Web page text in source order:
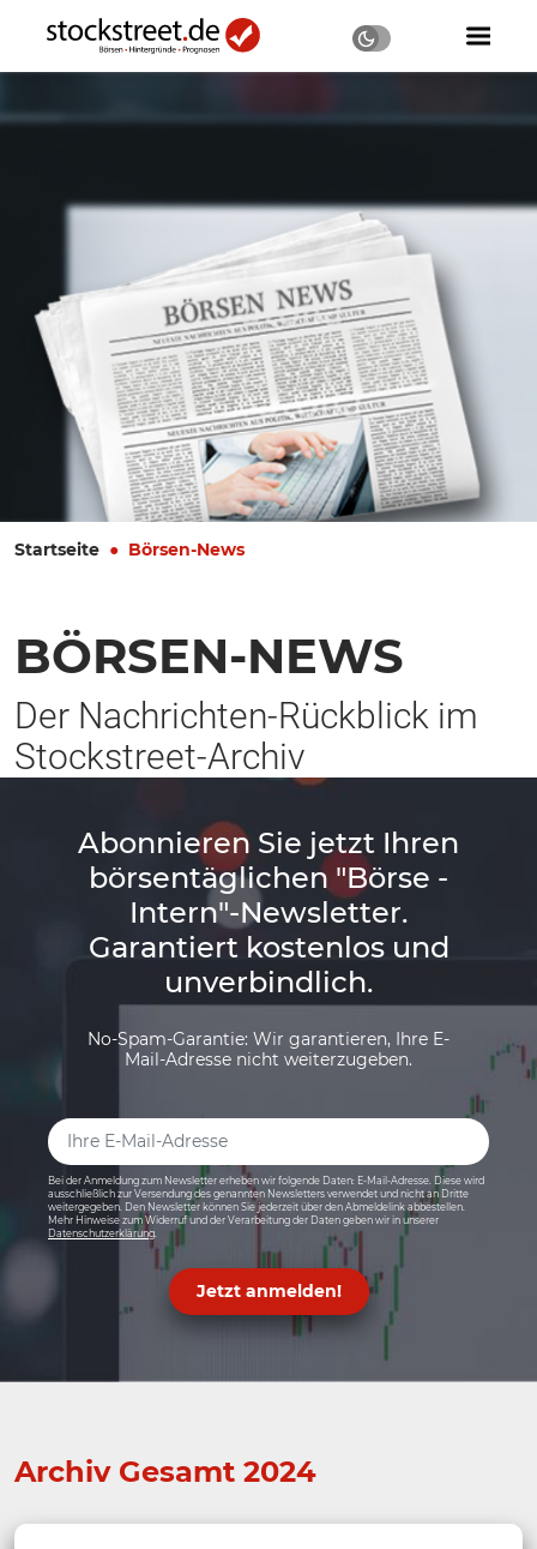
Startseite Börsen-News
BÖRSEN-NEWS
Der Nachrichten-Rückblick im
Stockstreet-Archiv
Abonnieren Sie jetzt Ihren
börsentäglichen "Börse -
Intern"-Newsletter.
Garantiert kostenlos und
unverbindlich.
No-Spam-Garantie: Wir garantieren, Ihre E-
Mail-Adresse nicht weiterzugeben.
Bei der Anmeldung zum Newsletter erheben wir folgende Daten: E-Mail-Adresse. Diese wird
ausschließlich zur Versendung des genannten Newsletters verwendet und nicht an Dritte
weitergegeben. Den Newsletter können Sie jederzeit über den Abmeldelink abbestellen.
Mehr Hinweise zum Widerruf und der Verarbeitung der Daten geben wir in unserer
Datenschutzerklärung.
Jetzt anmelden!
Archiv Gesamt 2024